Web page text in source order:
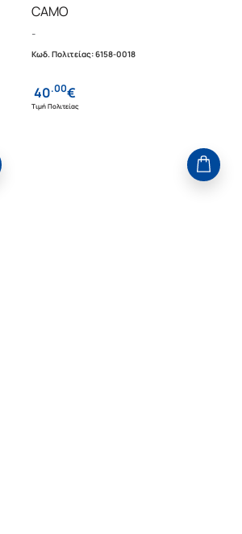
CAMO
-
Κωδ. Πολιτείας:6158-0018
40.00€
Τιμή Πολιτείας